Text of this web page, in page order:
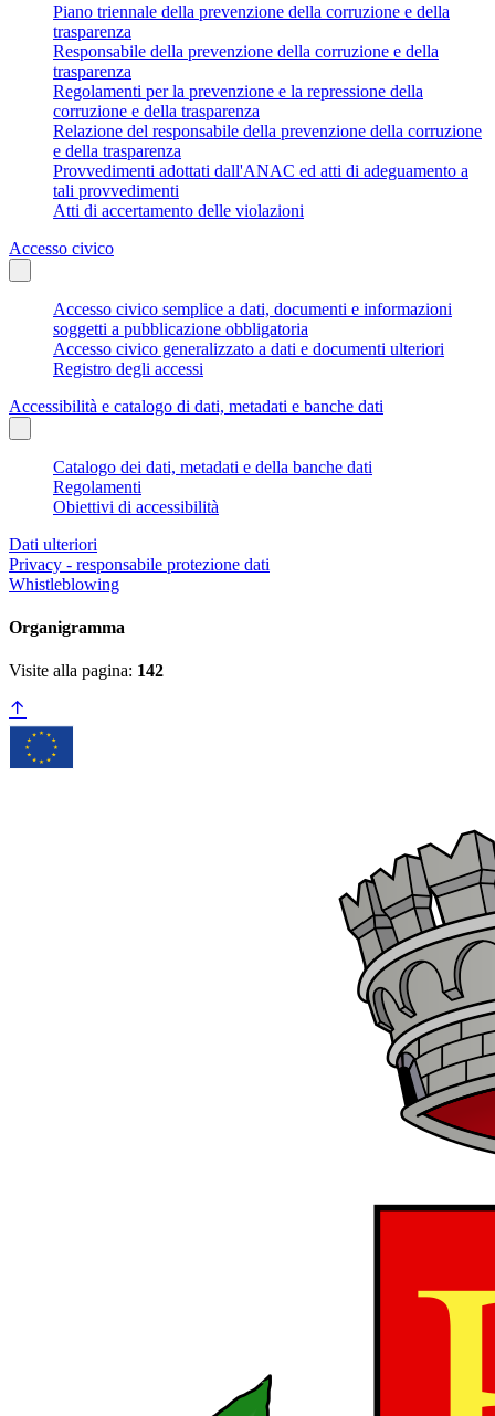
Piano triennale della prevenzione della corruzione e della
trasparenza
Responsabile della prevenzione della corruzione e della
trasparenza
Regolamenti per la prevenzione e la repressione della
corruzione e della trasparenza
Relazione del responsabile della prevenzione della corruzione
e della trasparenza
Provvedimenti adottati dall'ANAC ed atti di adeguamento a
tali provvedimenti
Atti di accertamento delle violazioni
Accesso civico
Accesso civico semplice a dati, documenti e informazioni
soggetti a pubblicazione obbligatoria
Accesso civico generalizzato a dati e documenti ulteriori
Registro degli accessi
Accessibilità e catalogo di dati, metadati e banche dati
Catalogo dei dati, metadati e della banche dati
Regolamenti
Obiettivi di accessibilità
Dati ulteriori
Privacy - responsabile protezione dati
Whistleblowing
Organigramma
Visite alla pagina: 142